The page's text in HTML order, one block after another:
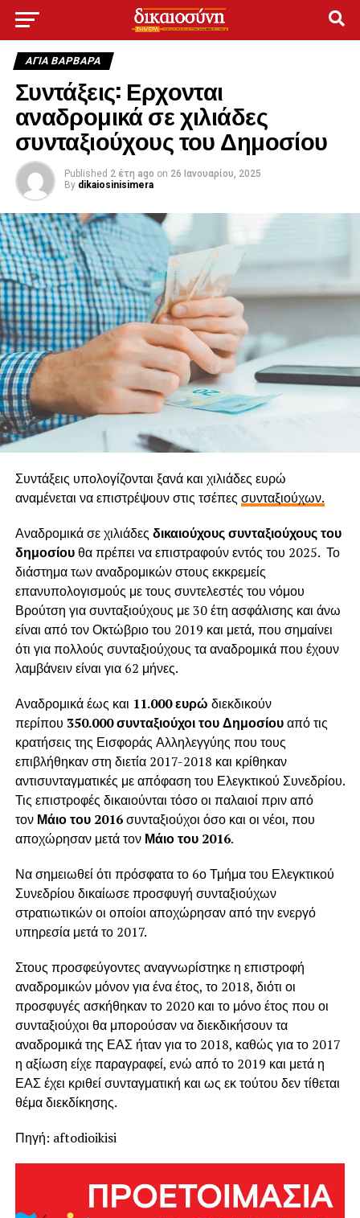
ΑΓΙΑ ΒΑΡΒΑΡΑ
Συντάξεις: Ερχονται
αναδρομικά σε χιλιάδες
συνταξιούχους του Δημοσίου
Published 2 έτη ago on 26 Ιανουαρίου, 2025
By dikaiosinisimera
Συντάξεις υπολογίζονται ξανά και χιλιάδες ευρώ
αναμένεται να επιστρέψουν στις τσέπες συνταξιούχων.
Αναδρομικά σε χιλιάδες δικαιούχους συνταξιούχους του
δημοσίουθα πρέπει να επιστραφούν εντός του 2025. Το
διάστημα των αναδρομικών στους εκκρεμείς
επανυπολογισμούς με τους συντελεστές του νόμου
Βρούτση για συνταξιούχους με 30 έτη ασφάλισης και άνω
είναι από τον Οκτώβριο του 2019 και μετά, που σημαίνει
ότι για πολλούς συνταξιούχους τα αναδρομικά που έχουν
λαμβάνειν είναι για 62 μήνες.
Αναδρομικά έως και 11.000 ευρώ διεκδικούν
περίπου 350.000 συνταξιούχοι του Δημοσίουαπό τις
κρατήσεις της Εισφοράς Αλληλεγγύης που τους
επιβλήθηκαν στη διετία 2017-2018 και κρίθηκαν
αντισυνταγματικές με απόφαση του Ελεγκτικού Συνεδρίου.
Τις επιστροφές δικαιούνται τόσο οι παλαιοί πριν από
τον Μάιο του 2016συνταξιούχοι όσο και οι νέοι, που
αποχώρησαν μετά τον Μάιο του 2016.
Να σημειωθεί ότι πρόσφατα το 6ο Τμήμα του Ελεγκτικού
Συνεδρίου δικαίωσε προσφυγή συνταξιούχων
στρατιωτικών οι οποίοι αποχώρησαν από την ενεργό
υπηρεσία μετά το 2017.
Στους προσφεύγοντες αναγνωρίστηκε η επιστροφή
αναδρομικών μόνον για ένα έτος, το 2018, διότι οι
προσφυγές ασκήθηκαν το 2020 και το μόνο έτος που οι
συνταξιούχοι θα μπορούσαν να διεκδικήσουν τα
αναδρομικά της ΕΑΣ ήταν για το 2018, καθώς για το 2017
η αξίωση είχε παραγραφεί, ενώ από το 2019 και μετά η
ΕΑΣ έχει κριθεί συνταγματική και ως εκ τούτου δεν τίθεται
θέμα διεκδίκησης.
Πηγή: aftodioikisi